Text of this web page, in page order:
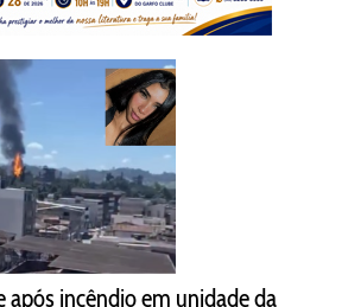
após incêndio em unidade da